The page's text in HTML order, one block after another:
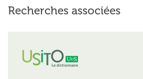
Recherches associées